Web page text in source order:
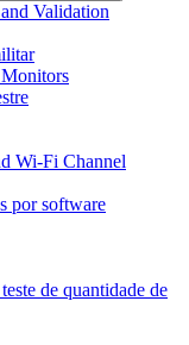
Validation
Wi-Fi Channel
por software
de quantidade de